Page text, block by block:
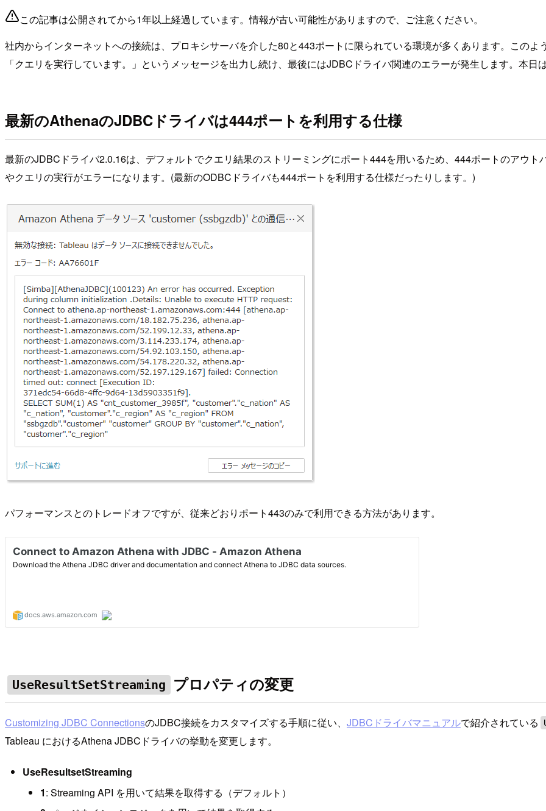
この記事は公開されてから1年以上経過しています。情報が古い可能性がありますので、ご注意ください。
社内からインターネットへの接続は、プロキシサーバを介した80と443ポートに限られている環境が多くあります。この
「クエリを実行しています。」というメッセージを出力し続け、最後にはJDBCドライバ関連のエラーが発生します。本
最新のAthenaのJDBCドライバは444ポートを利用する仕様
最新のJDBCドライバ2.0.16は、デフォルトでクエリ結果のストリーミングにポート444を用いるため、444ポートのアウ
やクエリの実行がエラーになります。(最新のODBCドライバも444ポートを利用する仕様だったりします。)
パフォーマンスとのトレードオフですが、従来どおりポート443のみで利用できる方法があります。
UseResultSetStreaming プロパティの変更
Customizing JDBC ConnectionsのJDBC接続をカスタマイズする手順に従い、 JDBCドライバマニュアルで紹介されている
Tableau におけるAthena JDBCドライバの挙動を変更します。
UseResultsetStreaming
1: Streaming API を用いて結果を取得する（デフォルト）